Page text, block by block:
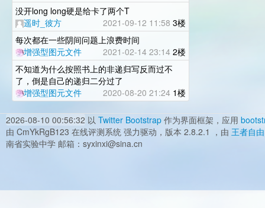
没开long long硬是给卡了两个T
遥时_彼方
2021-09-12 11:58 3楼
每次都在一些阴间问题上浪费时间
增强型图元文件
2021-02-14 23:14 2楼
不知道为什么按照书上的非递归写反而过不
了，倒是自己的递归二分过了
增强型图元文件
2020-08-20 21:24 1楼
2026-08-10 00:56:32 以 Twitter Bootstrap 作为界面框架，应用
由 CmYkRgB123 在线评测系统 强力驱动，版本 2.8.2.1 ，由 王者自由
南省实验中学 邮箱：syxinxi@sina.cn